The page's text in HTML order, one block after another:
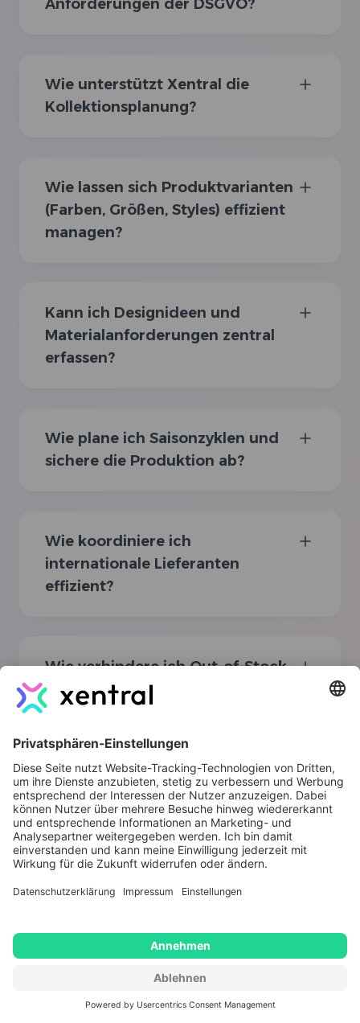
Anforderungen der DSGVO?
Wie unterstützt Xentral die
Kollektionsplanung?
Wie lassen sich Produktvarianten
(Farben, Größen, Styles) effizient
managen?
Kann ich Designideen und
Materialanforderungen zentral
erfassen?
Wie plane ich Saisonzyklen und
sichere die Produktion ab?
Wie koordiniere ich
internationale Lieferanten
effizient?
Wie verhindere ich Out-of-Stock
bei saisonalen Artikeln?
Lässt sich die Materialverfolgung
lückenlos abbilden?
Kann Xentral Bestellungen
automatisch auslösen?
Wie aktualisiere ich Preise und
Lagerdaten über alle Kanäle?